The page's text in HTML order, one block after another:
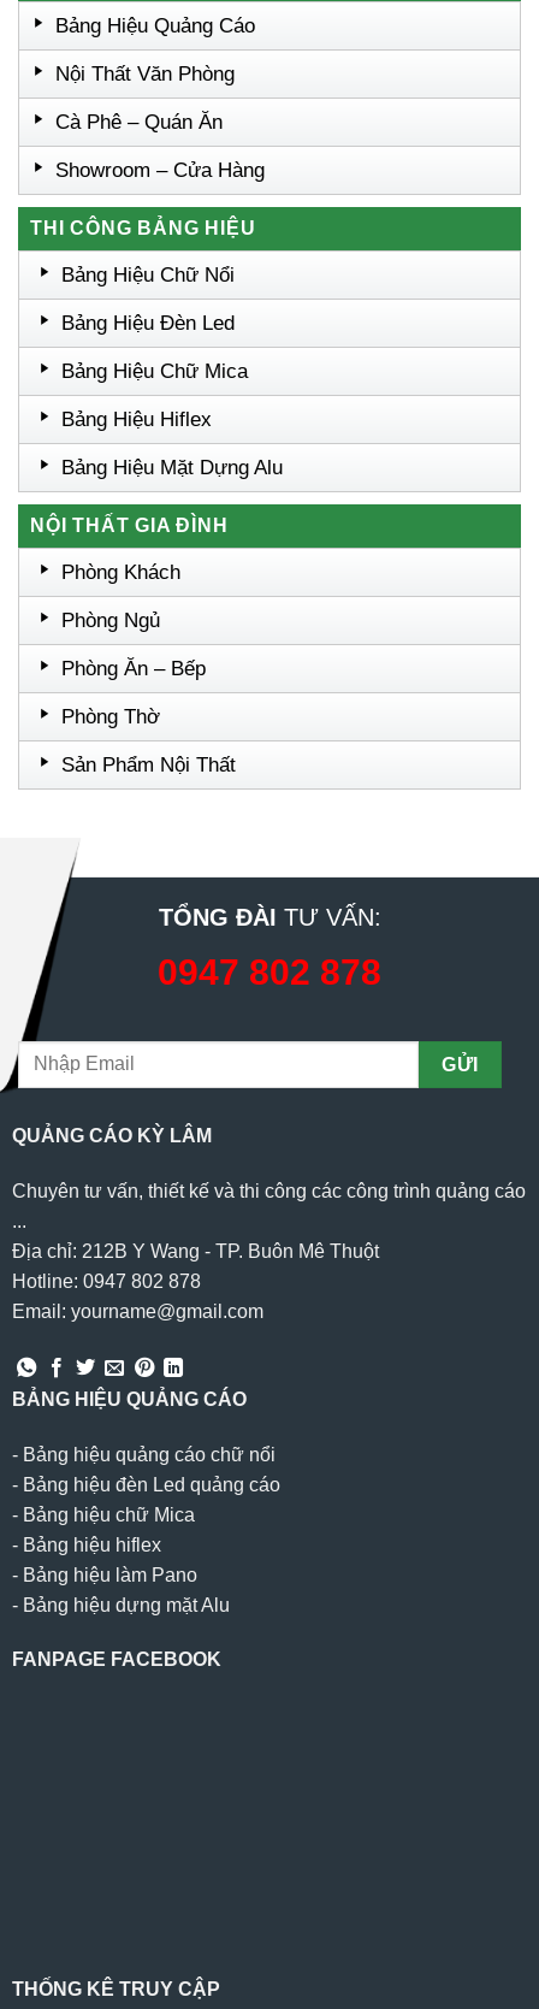
Bảng Hiệu Quảng Cáo
Nội Thất Văn Phòng
Cà Phê – Quán Ăn
Showroom – Cửa Hàng
THI CÔNG BẢNG HIỆU
Bảng Hiệu Chữ Nổi
Bảng Hiệu Đèn Led
Bảng Hiệu Chữ Mica
Bảng Hiệu Hiflex
Bảng Hiệu Mặt Dựng Alu
NỘI THẤT GIA ĐÌNH
Phòng Khách
Phòng Ngủ
Phòng Ăn – Bếp
Phòng Thờ
Sản Phẩm Nội Thất
TỔNG ĐÀI TƯ VẤN:
0947 802 878
QUẢNG CÁO KỲ LÂM
Chuyên tư vấn, thiết kế và thi công các công trình quảng cáo
...
Địa chỉ: 212B Y Wang - TP. Buôn Mê Thuột
Hotline: 0947 802 878
Email: yourname@gmail.com
BẢNG HIỆU QUẢNG CÁO
- Bảng hiệu quảng cáo chữ nổi
- Bảng hiệu đèn Led quảng cáo
- Bảng hiệu chữ Mica
- Bảng hiệu hiflex
- Bảng hiệu làm Pano
- Bảng hiệu dựng mặt Alu
FANPAGE FACEBOOK
THỐNG KÊ TRUY CẬP